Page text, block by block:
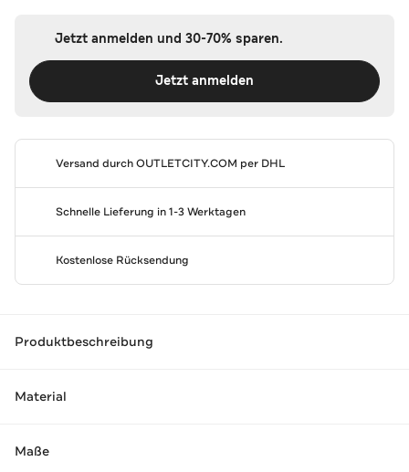
Jetzt anmelden und 30-70% sparen.
Jetzt anmelden
Versand durchOUTLETCITY.COM per DHL
Schnelle Lieferung in 1-3 Werktagen
Kostenlose Rücksendung
Produktbeschreibung
Material
Maße